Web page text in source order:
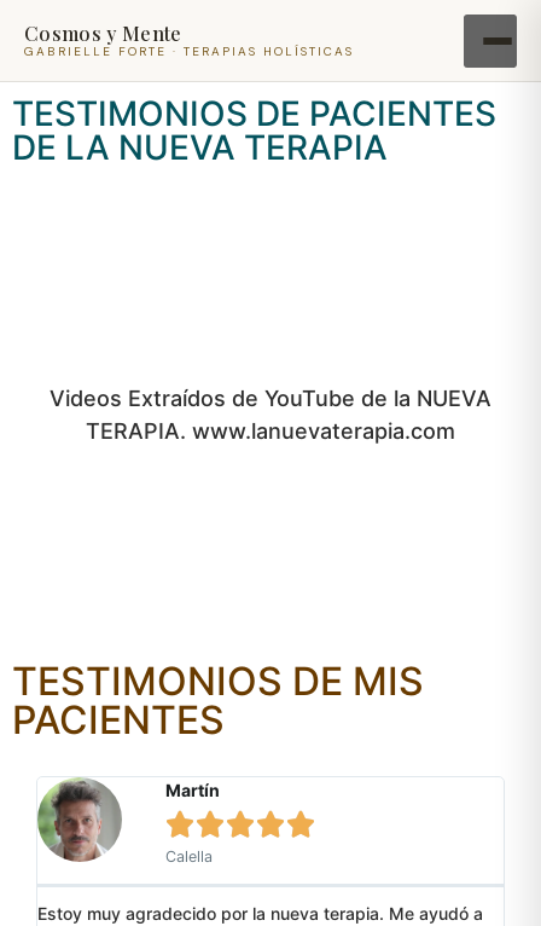
Cosmos y Mente
GABRIELLE FORTE · TERAPIAS HOLÍSTICAS
TESTIMONIOS DE PACIENTES
DE LA NUEVA TERAPIA
Videos Extraídos de YouTube de la NUEVA
TERAPIA. www.lanuevaterapia.com
TESTIMONIOS DE MIS
PACIENTES
Martín

Calella
Estoy muy agradecido por la nueva terapia. Me ayudó a